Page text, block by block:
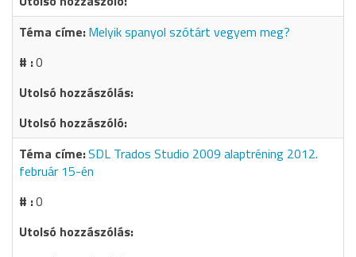
Melyik spanyol szótárt vegyem meg?
0
SDL Trados Studio 2009 alaptréning 2012.
február 15-én
0